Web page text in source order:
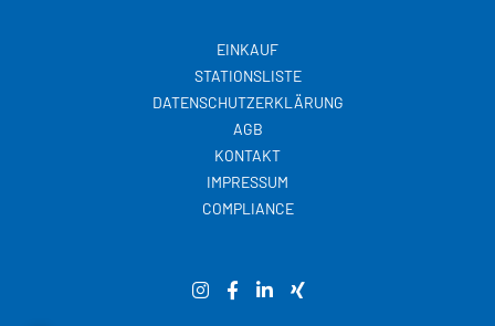
EINKAUF
STATIONSLISTE
DATENSCHUTZERKLÄRUNG
AGB
KONTAKT
IMPRESSUM
COMPLIANCE